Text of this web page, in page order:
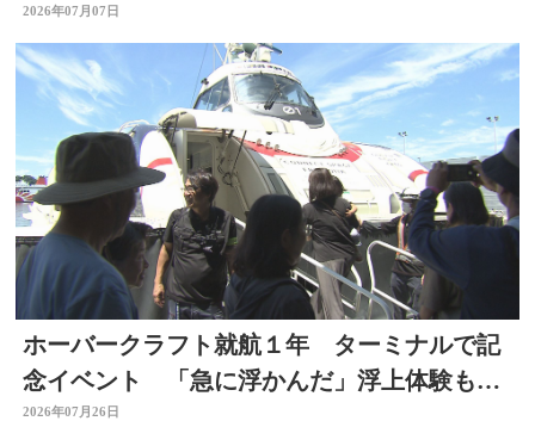
分
2026年07月07日
ホーバークラフト就航１年 ターミナルで記
念イベント 「急に浮かんだ」浮上体験も
2026年07月26日